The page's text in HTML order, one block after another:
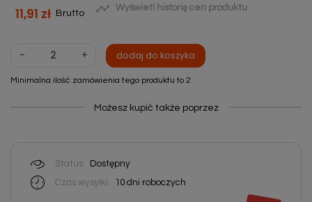
11,91 zł Brutto  Wyświetl historię cen produktu
- + dodaj do koszyka
Minimalna ilość zamówienia tego produktu to 2
Możesz kupić także poprzez
Status:
Dostępny
Czas wysyłki:
10 dni roboczych